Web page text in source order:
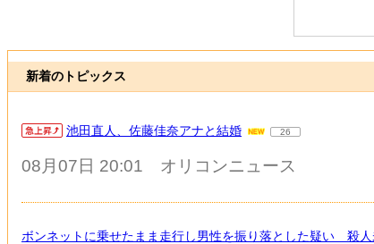
新着のトピックス
池田直人、佐藤佳奈アナと結婚 26
08月07日 20:01 オリコンニュース
ボンネットに乗せたまま走行し男性を振り落とした疑い 殺